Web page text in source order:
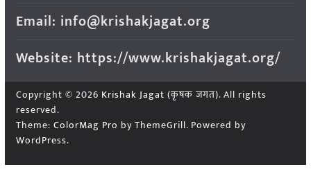
Email: info@krishakjagat.org
Website: https://www.krishakjagat.org/
Copyright © 2026 Krishak Jagat (कृषक जगत). All rights
reserved.
Theme: ColorMag Pro by ThemeGrill. Powered by
WordPress.